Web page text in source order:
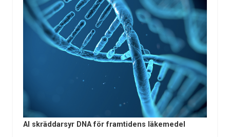
AI skräddarsyr DNA för framtidens läkemedel